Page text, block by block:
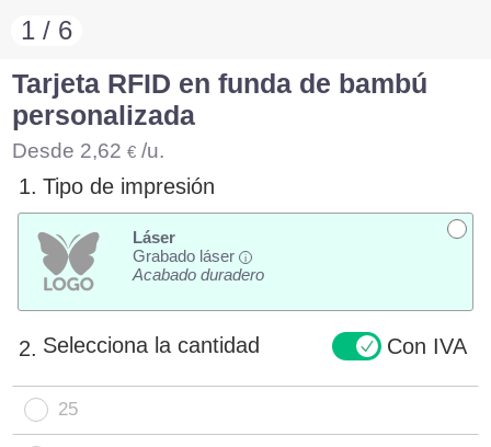
1 / 6
Tarjeta RFID en funda de bambú
personalizada
Desde 2,62 € /u.
1. Tipo de impresión
Láser
Grabado láser
i
Acabado duradero
2. Selecciona la cantidad Con IVA
25